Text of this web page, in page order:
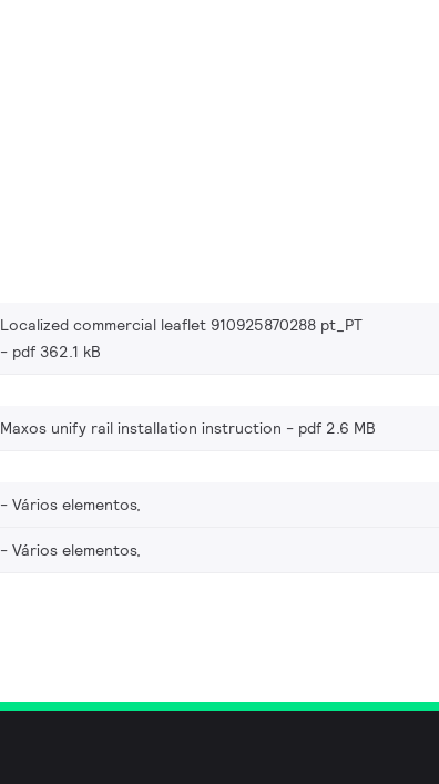
Localized commercial leaflet 910925870288 pt_PT
pdf 362.1 kB
Maxos unify rail installation instruction pdf 2.6 MB
Vários elementos,
Vários elementos,